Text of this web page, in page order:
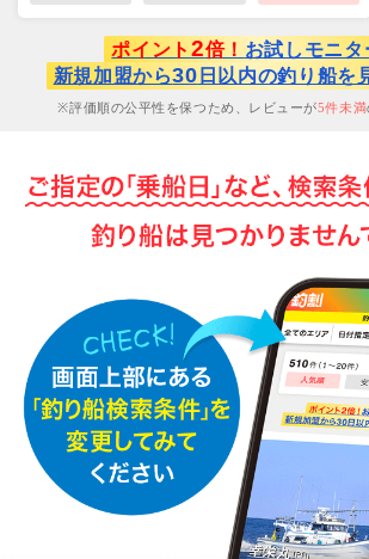
ポイント 2倍！ お試しモニタ
新規加盟から30 日以内の釣り船を
評価順の公平性を保つため、レビューが5件未満